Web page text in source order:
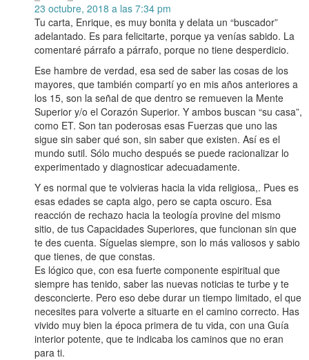
23 octubre, 2018 a las 7:34 pm
Tu carta, Enrique, es muy bonita y delata un “buscador”
adelantado. Es para felicitarte, porque ya venías sabido. La
comentaré párrafo a párrafo, porque no tiene desperdicio.
Ese hambre de verdad, esa sed de saber las cosas de los
mayores, que también compartí yo en mis años anteriores a
los 15, son la señal de que dentro se remueven la Mente
Superior y/o el Corazón Superior. Y ambos buscan “su casa”,
como ET. Son tan poderosas esas Fuerzas que uno las
sigue sin saber qué son, sin saber que existen. Así es el
mundo sutil. Sólo mucho después se puede racionalizar lo
experimentado y diagnosticar adecuadamente.
Y es normal que te volvieras hacia la vida religiosa,. Pues es
esas edades se capta algo, pero se capta oscuro. Esa
reacción de rechazo hacia la teología provine del mismo
sitio, de tus Capacidades Superiores, que funcionan sin que
te des cuenta. Síguelas siempre, son lo más valiosos y sabio
que tienes, de que constas.
Es lógico que, con esa fuerte componente espiritual que
siempre has tenido, saber las nuevas noticias te turbe y te
desconcierte. Pero eso debe durar un tiempo limitado, el que
necesites para volverte a situarte en el camino correcto. Has
vivido muy bien la época primera de tu vida, con una Guía
interior potente, que te indicaba los caminos que no eran
para ti.